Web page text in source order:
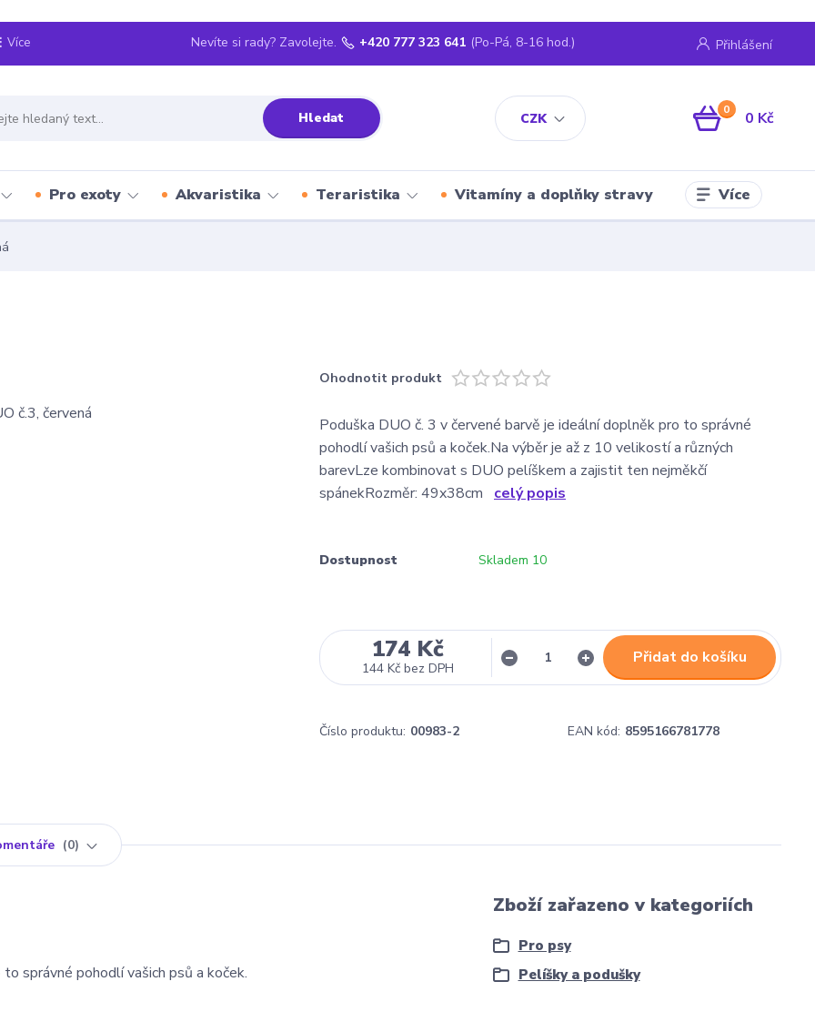
Více
CZK
Přihlášení
Hledat
Nevíte si rady? Zavolejte. +420 777 323 641 (Po-Pá, 8-16 hod.)
0 0 Kč
Pro exoty Akvaristika Teraristika Vitamíny a doplňky stravy Více
Ohodnotit produkt
Poduška DUO č. 3 v červené barvě je ideální doplněk pro to správné
pohodlí vašich psů a koček.Na výběr je až z 10 velikostí a různých
barevLze kombinovat s DUO pelíškem a zajistit ten nejměkčí
spánekRozměr: 49x38cm celý popis
Dostupnost Skladem 10
174 Kč
144 Kč bez DPH
Přidat do košíku
Číslo produktu: 00983-2 EAN kód: 8595166781778
0
správné pohodlí vašich psů a koček.
Zboží zařazeno v kategoriích
Pro psy
Pelíšky a podušky